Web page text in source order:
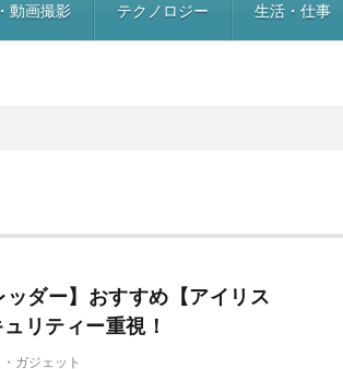
動画撮影 テクノロジー 生活・仕事
ダー】おすすめ【アイリス
リティー重視！
・ガジェット